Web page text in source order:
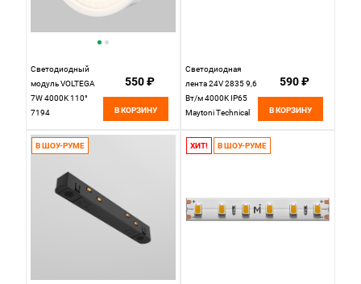
Светодиодный
модуль VOLTEGA
7W 4000K 110°
7194
550 ₽
В КОРЗИНУ
Светодиодная
лента 24V 2835 9,6
Вт/м 4000K IP65
Maytoni Technical
цена за метр,
катушкой по 5 м
590 ₽
В КОРЗИНУ
В ШОУ-РУМЕ ХИТ! В ШОУ-РУМЕ